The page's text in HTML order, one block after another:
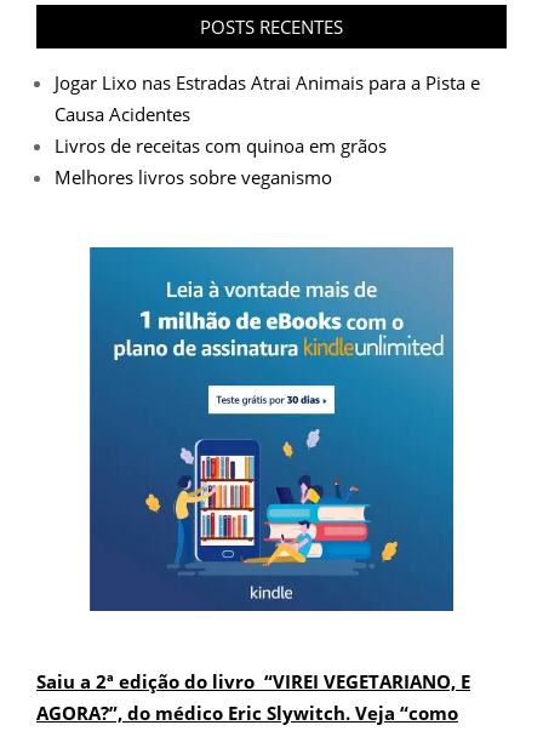
POSTS RECENTES
Jogar Lixo nas Estradas Atrai Animais para a Pista e
Causa Acidentes
Livros de receitas com quinoa em grãos
Melhores livros sobre veganismo
Saiu a 2ª edição do livro “VIREI VEGETARIANO, E
AGORA?”, do médico Eric Slywitch. Veja “como